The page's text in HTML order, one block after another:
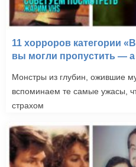
11 хорроров категории
вы могли пропустить — а
Монстры из глубин, ожившие
вспоминаем те самые ужасы,
страхом